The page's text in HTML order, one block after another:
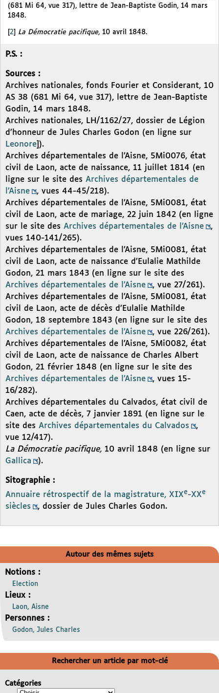
(681 Mi 64, vue 317), lettre de Jean-Baptiste Godin, 14 mars
1848.
2 La Démocratie pacifique, 10 avril 1848.
P.S. :
Sources :
Archives nationales, fonds Fourier et Considerant, 10
AS 38 (681 Mi 64, vue 317), lettre de Jean-Baptiste
Godin, 14 mars 1848.
Archives nationales, LH/1162/27, dossier de Légion
d’honneur de Jules Charles Godon (en ligne sur
Leonore ]).
Archives départementales de l’Aisne, 5Mi0076, état
civil de Laon, acte de naissance, 11 juillet 1814 (en
ligne sur le site des Archives départementales de
l’Aisne
, vues 44-45/218).
Archives départementales de l’Aisne, 5Mi0081, état
civil de Laon, acte de mariage, 22 juin 1842 (en ligne
sur le site des Archives départementales de l’Aisne
,
vues 140-141/265).
Archives départementales de l’Aisne, 5Mi0081, état
civil de Laon, acte de naissance d’Eulalie Mathilde
Godon, 21 mars 1843 (en ligne sur le site des
Archives départementales de l’Aisne
, vue 27/261).
Archives départementales de l’Aisne, 5Mi0081, état
civil de Laon, acte de décès d’Eulalie Mathilde
Godon, 18 septembre 1843 (en ligne sur le site des
Archives départementales de l’Aisne
, vue 226/261).
Archives départementales de l’Aisne, 5Mi0082, état
civil de Laon, acte de naissance de Charles Albert
Godon, 21 février 1848 (en ligne sur le site des
Archives départementales de l’Aisne
, vues 15-
16/282).
Archives départementales du Calvados, état civil de
Caen, acte de décès, 7 janvier 1891 (en ligne sur le
site des Archives départementales du Calvados
,
vue 12/417).
La Démocratie pacifique, 10 avril 1848 (en ligne sur
Gallica
).
Sitographie :
Annuaire rétrospectif de la magistrature, XIXe-XXe
siècles , dossier de Jules Charles Godon.
Autour des mêmes sujets
Notions :
Election
Lieux :
Laon, Aisne
Personnes :
Godon, Jules Charles
Rechercher un article par mot-clé
Catégories